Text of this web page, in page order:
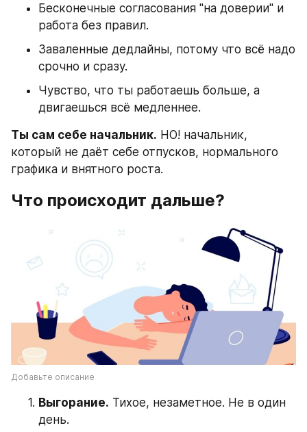
Бесконечные согласования "на доверии" и
работа без правил.
Заваленные дедлайны, потому что всё надо
срочно и сразу.
Чувство, что ты работаешь больше, а
двигаешься всё медленнее.
Ты сам себе начальник. НО! начальник,
который не даёт себе отпусков, нормального
графика и внятного роста.
Что происходит дальше?
Добавьте описание
Выгорание. Тихое, незаметное. Не в один
день.